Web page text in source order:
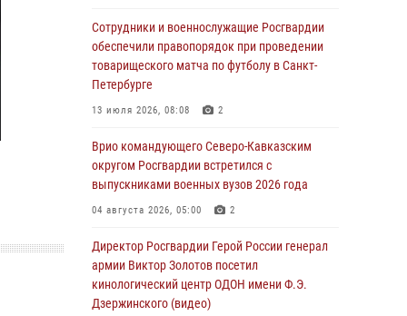
Республике Калмыкия исполнилось 20 лет
08 августа 2026, 07:00
В Кабардино-Балкарии сотрудники
Росгвардии провели турнир по настольному
08 августа 2026, 07:00
Военнослужащие Софринской бригады
Росгвардии встретились с участником
Ломоносова — дорогой к Победе в СВО»
(видео)
08 августа 2026, 07:00 2 1
Сотрудники и военнослужащие Росгвардии
обеспечили правопорядок при проведении
товарищеского матча по футболу в Санкт-
Петербурге
13 июля 2026, 08:08 2
Врио командующего Северо-Кавказским
округом Росгвардии встретился с
выпускниками военных вузов 2026 года
04 августа 2026, 05:00 2
Директор Росгвардии Герой России генерал
армии Виктор Золотов посетил
кинологический центр ОДОН имени Ф.Э.
Дзержинского (видео)